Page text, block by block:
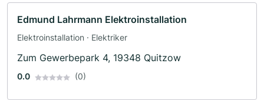
Edmund Lahrmann Elektroinstallation
Elektroinstallation · Elektriker
Zum Gewerbepark 4, 19348 Quitzow
0.0 (0)